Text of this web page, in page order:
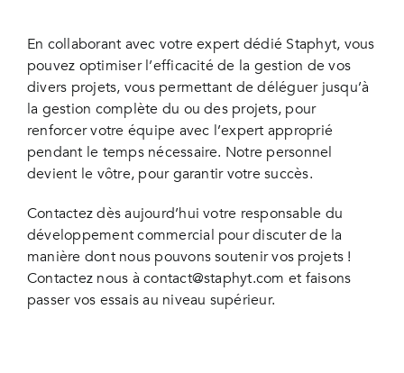
En collaborant avec votre expert dédié Staphyt, vous
pouvez optimiser l’efficacité de la gestion de vos
divers projets, vous permettant de déléguer jusqu’à
la gestion complète du ou des projets, pour
renforcer votre équipe avec l’expert approprié
pendant le temps nécessaire. Notre personnel
devient le vôtre, pour garantir votre succès.
Contactez dès aujourd’hui votre responsable du
développement commercial pour discuter de la
manière dont nous pouvons soutenir vos projets !
Contactez nous àcontact@staphyt.com et faisons
passer vos essais au niveau supérieur.